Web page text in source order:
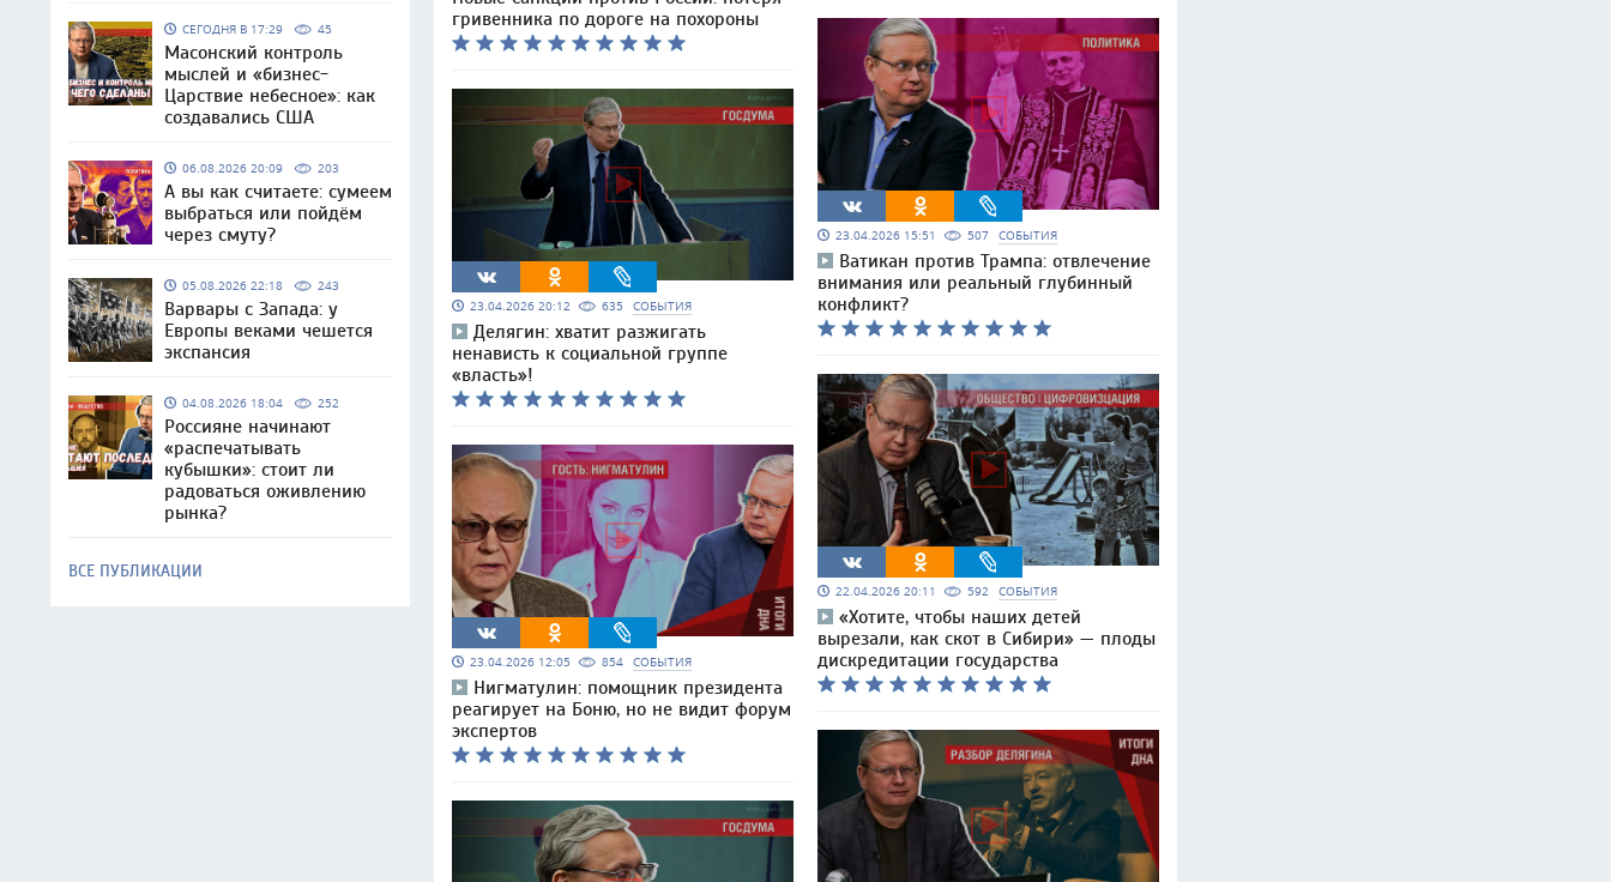
СЕГОДНЯ В 17:29 45
Масонский контроль
мыслей и «бизнес-
Царствие небесное»: как
создавались США
06.08.2026 20:09 203
А вы как считаете: сумеем
выбраться или пойдём
через смуту?
05.08.2026 22:18 243
Варвары с Запада: у
Европы веками чешется
экспансия
04.08.2026 18:04 252
Россияне начинают
«распечатывать
кубышки»: стоит ли
радоваться оживлению
рынка?
ВСЕ ПУБЛИКАЦИИ
гривенника по дороге на похороны
23.04.2026 20:12 635 СОБЫТИЯ
Делягин: хватит разжигать
ненависть к социальной группе
«власть»!
23.04.2026 12:05 854 СОБЫТИЯ
Нигматулин: помощник президента
реагирует на Боню, но не видит форум
экспертов
23.04.2026 15:51 507 СОБЫТИЯ
Ватикан против Трампа: отвлечение
внимания или реальный глубинный
конфликт?
22.04.2026 20:11 592 СОБЫТИЯ
«Хотите, чтобы наших детей
вырезали, как скот в Сибири» — плоды
дискредитации государства